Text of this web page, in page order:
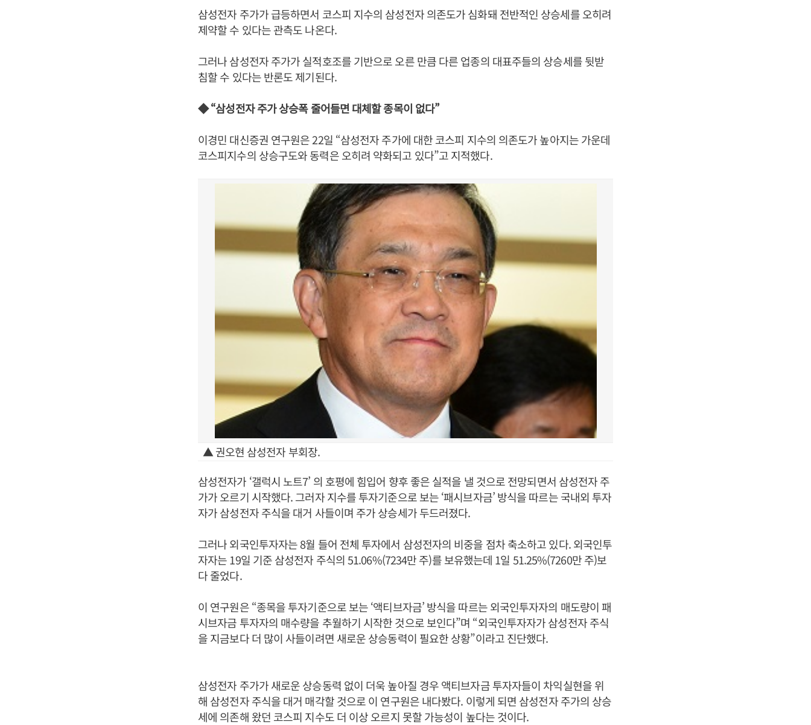
삼성전자 주가가 급등하면서 코스피 지수의 삼성전자 의존도가 심화돼 전반적인 상승세를 오히려
제약할 수 있다는 관측도 나온다.
그러나 삼성전자 주가가 실적호조를 기반으로 오른 만큼 다른 업종의 대표주들의 상승세를 뒷받
침할 수 있다는 반론도 제기된다.
◆ “삼성전자 주가 상승폭 줄어들면 대체할 종목이 없다”
이경민 대신증권 연구원은 22일 “삼성전자 주가에 대한 코스피 지수의 의존도가 높아지는 가운데
코스피지수의 상승구도와 동력은 오히려 약화되고 있다”고 지적했다.
▲ 권오현 삼성전자 부회장.
삼성전자가 ‘갤럭시 노트7’ 의 호평에 힘입어 향후 좋은 실적을 낼 것으로 전망되면서 삼성전자 주
가가 오르기 시작했다. 그러자 지수를 투자기준으로 보는 ‘패시브자금’ 방식을 따르는 국내외 투자
자가 삼성전자 주식을 대거 사들이며 주가 상승세가 두드러졌다.
그러나 외국인투자자는 8월 들어 전체 투자에서 삼성전자의 비중을 점차 축소하고 있다. 외국인투
자자는 19일 기준 삼성전자 주식의 51.06%(7234만 주)를 보유했는데 1일 51.25%(7260만 주)보
다 줄었다.
이 연구원은 “종목을 투자기준으로 보는 ‘액티브자금’ 방식을 따르는 외국인투자자의 매도량이 패
시브자금 투자자의 매수량을 추월하기 시작한 것으로 보인다”며 “외국인투자자가 삼성전자 주식
을 지금보다 더 많이 사들이려면 새로운 상승동력이 필요한 상황”이라고 진단했다.
삼성전자 주가가 새로운 상승동력 없이 더욱 높아질 경우 액티브자금 투자자들이 차익실현을 위
해 삼성전자 주식을 대거 매각할 것으로 이 연구원은 내다봤다. 이렇게 되면 삼성전자 주가의 상승
세에 의존해 왔던 코스피 지수도 더 이상 오르지 못할 가능성이 높다는 것이다.